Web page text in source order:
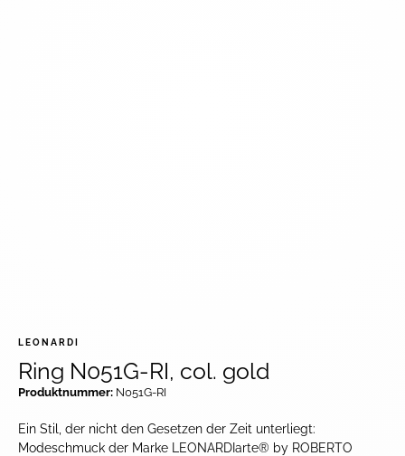
Ein Stil, der nicht den Gesetzen der Zeit unterliegt:
Modeschmuck der Marke LEONARDIarte® by ROBERTO
LEONARDI
Ring N051G-RI, col. gold
Produktnummer: N051G-RI